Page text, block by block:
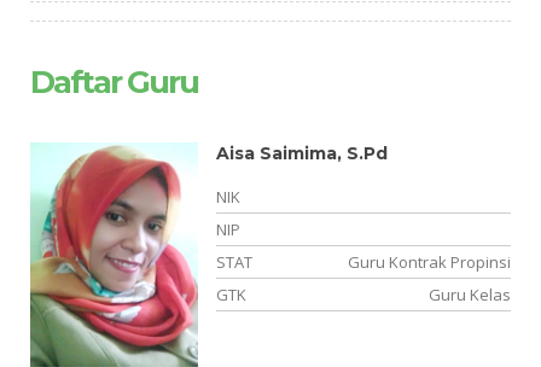
Daftar Guru
Aisa Saimima, S.Pd
NIK
NIP
STAT
Guru Kontrak Propinsi
GTK
Guru Kelas